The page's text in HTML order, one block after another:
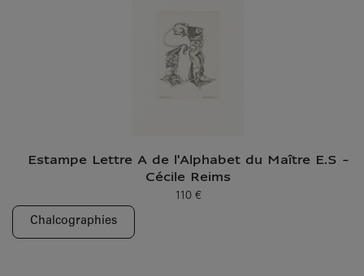
Estampe Lettre A de l'Alphabet du Maître E.S -
Cécile Reims
Prix ​​actuel
110 €
Chalcographies